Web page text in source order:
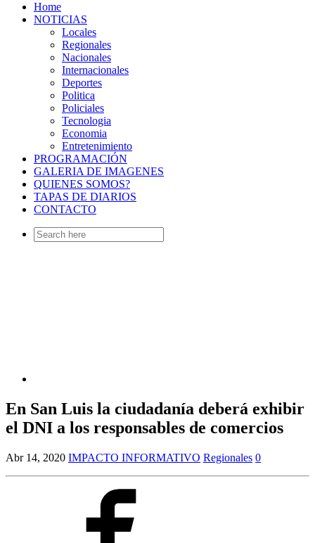
Home
NOTICIAS
Locales
Regionales
Nacionales
Internacionales
Deportes
Politica
Policiales
Tecnologia
Economia
Entretenimiento
PROGRAMACIÓN
GALERIA DE IMAGENES
QUIENES SOMOS?
TAPAS DE DIARIOS
CONTACTO
Search
for:
En San Luis la ciudadanía deberá exhibir
el DNI a los responsables de comercios
Abr 14, 2020 IMPACTO INFORMATIVO Regionales 0